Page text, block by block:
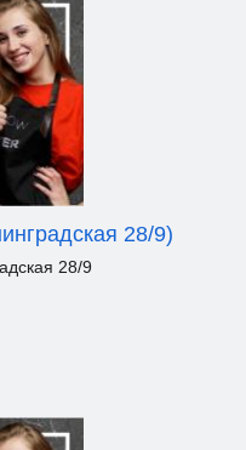
28/9)
28/9